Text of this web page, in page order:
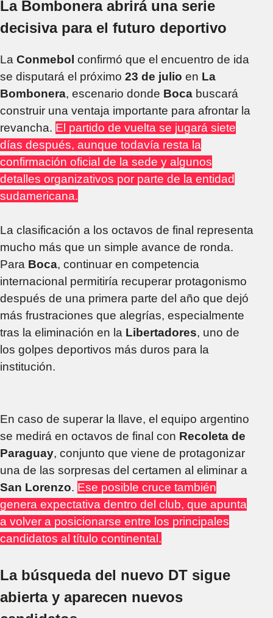
La Bombonera abrirá una serie
decisiva para el futuro deportivo
La Conmebol confirmó que el encuentro de ida
se disputará el próximo 23 de julio en La
Bombonera, escenario donde Boca buscará
construir una ventaja importante para afrontar la
revancha. El partido de vuelta se jugará siete
días después, aunque todavía resta la
confirmación oficial de la sede y algunos
detalles organizativos por parte de la entidad
sudamericana.
La clasificación a los octavos de final representa
mucho más que un simple avance de ronda.
Para Boca, continuar en competencia
internacional permitiría recuperar protagonismo
después de una primera parte del año que dejó
más frustraciones que alegrías, especialmente
tras la eliminación en la Libertadores, uno de
los golpes deportivos más duros para la
institución.
En caso de superar la llave, el equipo argentino
se medirá en octavos de final con Recoleta de
Paraguay, conjunto que viene de protagonizar
una de las sorpresas del certamen al eliminar a
San Lorenzo. Ese posible cruce también
genera expectativa dentro del club, que apunta
a volver a posicionarse entre los principales
candidatos al título continental.
La búsqueda del nuevo DT sigue
abierta y aparecen nuevos